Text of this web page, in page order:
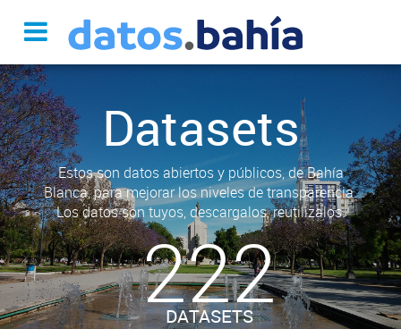
Datasets
Estos son datos abiertos y públicos, de Bahía
Blanca, para mejorar los niveles de transparencia.
Los datos son tuyos, descargalos, reutilizalos.
222
DATASETS